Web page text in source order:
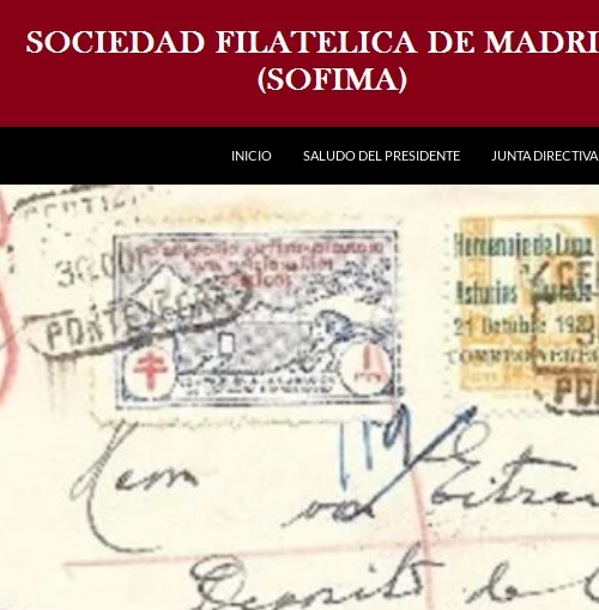
INICIO SALUDO DEL PRESIDENTE JUNTA DIRECTIVA